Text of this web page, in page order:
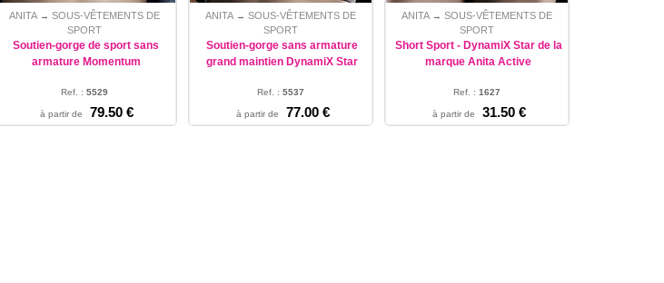
ANITA → SOUS-VÊTEMENTS DE
SPORT
Soutien-gorge de sport sans
armature Momentum
Ref. : 5529
Soutien-gorge de sport avec des
bonnets préformés et sans couture,
à partir de 79.50 €
ANITA → SOUS-VÊTEMENTS DE
SPORT
Soutien-gorge sans armature
grand maintien DynamiX Star
Ref. : 5537
85 - 90 - 95 - 100 - 105
à partir de
77.00 €
ANITA → SOUS-VÊTEMENTS DE
SPORT
Short Sport - DynamiX Star de la
marque Anita Active
Ref. : 1627
38 - 40 - 42 - 44 - 46 - 48
à partir de
31.50 €